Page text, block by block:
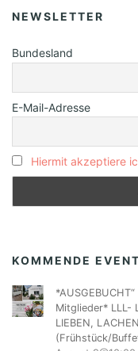
NEWSLETTER
Bundesland
E-Mail-Adresse
Hiermit akzeptiere
KOMMENDE
Mitglieder* LLL-
LIEBEN,
(Frühstück/